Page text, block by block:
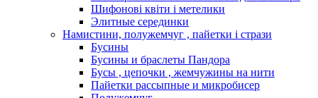
Шифонові квіти і метелики
Элитные серединки
Намистини, полужемчуг , пайетки і стрази
Бусины
Бусины и браслеты Пандора
Бусы , цепочки , жемчужины на нити
Пайетки рассыпные и микробисер